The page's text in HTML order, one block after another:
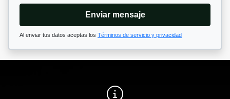
Enviar mensaje
Al enviar tus datos aceptas los Términos de servicio y privacidad